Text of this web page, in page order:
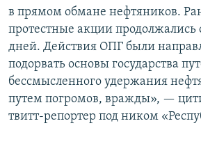
в прямом обмане нефтяников.
протестные акции продолжались
дней. Действия ОПГ были
подорвать основы государства
бессмысленного удержания
путем погромов, вражды», —
твитт-репортер под ником